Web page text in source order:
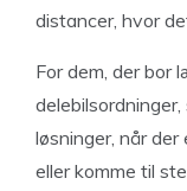
distancer, hvor
For dem, der
løsninger, når
eller komme til